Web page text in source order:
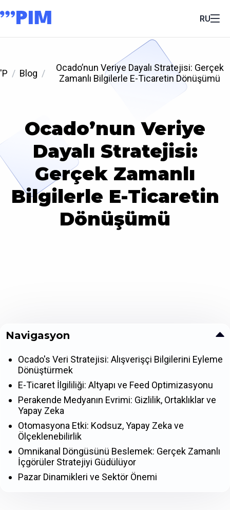
RU
'P Blog
Ocado’nun Veriye Dayalı Stratejisi: Gerçek
Zamanlı Bilgilerle E-Ticaretin Dönüşümü
Ocado’nun Veriye
Dayalı Stratejisi:
Gerçek Zamanlı
Bilgilerle E-Ticaretin
Dönüşümü
Navigasyon
Ocado's Veri Stratejisi: Alışverişçi Bilgilerini Eyleme
Dönüştürmek
E-Ticaret İlgililiği: Altyapı ve Feed Optimizasyonu
Perakende Medyanın Evrimi: Gizlilik, Ortaklıklar ve
Yapay Zeka
Otomasyona Etki: Kodsuz, Yapay Zeka ve
Ölçeklenebilirlik
Omnikanal Döngüsünü Beslemek: Gerçek Zamanlı
İçgörüler Stratejiyi Güdülüyor
Pazar Dinamikleri ve Sektör Önemi